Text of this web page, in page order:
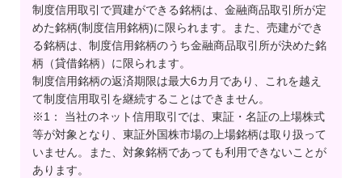
制度信用取引で買建ができる銘柄は、金融商品取引所が定
めた銘柄(制度信用銘柄)に限られます。また、売建ができ
る銘柄は、制度信用銘柄のうち金融商品取引所が決めた銘
柄（貸借銘柄）に限られます。
制度信用銘柄の返済期限は最大6カ月であり、これを越え
て制度信用取引を継続することはできません。
※1： 当社のネット信用取引では、東証・名証の上場株式
等が対象となり、東証外国株市場の上場銘柄は取り扱って
いません。また、対象銘柄であっても利用できないことが
あります。